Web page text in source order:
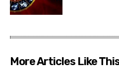
More Articles Like